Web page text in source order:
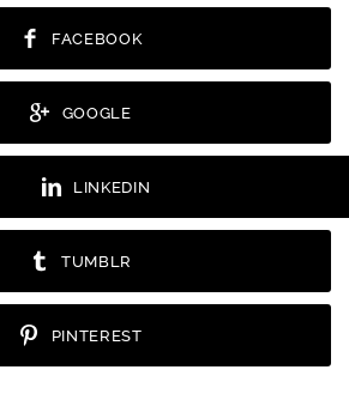
FACEBOOK
GOOGLE
LINKEDIN
TUMBLR
PINTEREST